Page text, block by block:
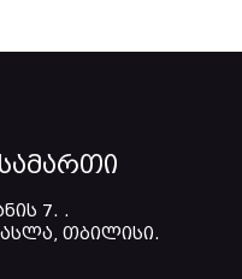
7. .
თბილისი.